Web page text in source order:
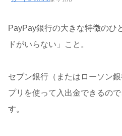
PayPay銀行の大きな特徴のひ
ドがいらない」こと。
セブン銀行（またはローソン
プリを使って入出金できるの
す。